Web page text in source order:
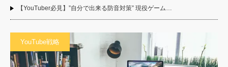
【YouTuber必見】”自分で出来る防音対策” 現役ゲーム…
YouTube戦略